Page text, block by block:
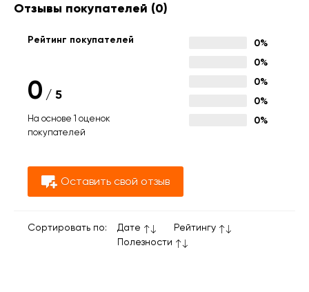
Отзывы покупателей (0)
Рейтинг покупателей
0 / 5
На основе 1 оценок
покупателей
0%
0%
0%
0%
0%
Оставить свой отзыв
Сортировать по: Дате
Рейтингу
Полезности